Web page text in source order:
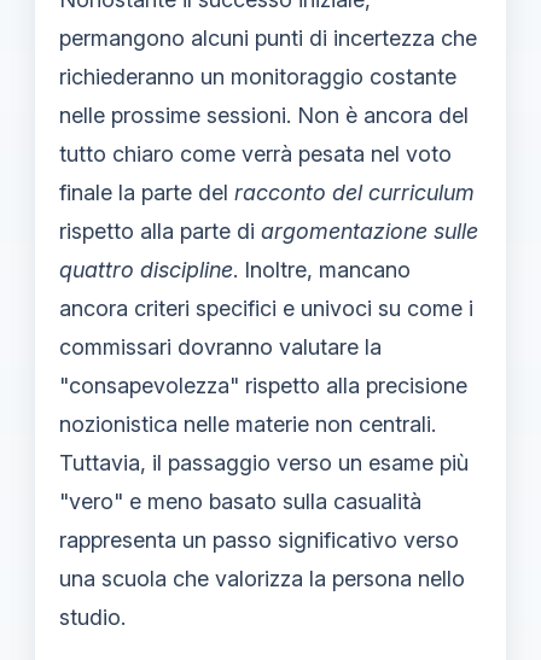
permangono alcuni punti di incertezza che
richiederanno un monitoraggio costante
nelle prossime sessioni. Non è ancora del
tutto chiaro come verrà pesata nel voto
finale la parte del racconto del curriculum
rispetto alla parte di argomentazione sulle
quattro discipline. Inoltre, mancano
ancora criteri specifici e univoci su come i
commissari dovranno valutare la
"consapevolezza" rispetto alla precisione
nozionistica nelle materie non centrali.
Tuttavia, il passaggio verso un esame più
"vero" e meno basato sulla casualità
rappresenta un passo significativo verso
una scuola che valorizza la persona nello
studio.